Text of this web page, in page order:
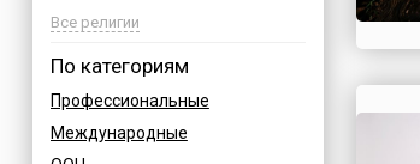
Босния
Бразилия
Великобритания
Буддийские
Все религии
По категориям
Профессиональные
Международные